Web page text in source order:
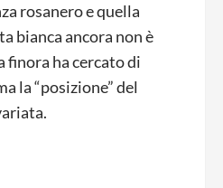
rosanero e quella
bianca ancora non è
finora ha cercato di
la “posizione” del